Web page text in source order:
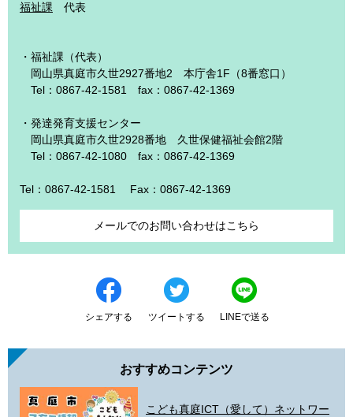
福祉課 代表
・福祉課（代表）
岡山県真庭市久世2927番地2 本庁舎1F（8番窓口）
Tel：0867-42-1581 fax：0867-42-1369
・発達発育支援センター
岡山県真庭市久世2928番地 久世保健福祉会館2階
Tel：0867-42-1080 fax：0867-42-1369
Tel：0867-42-1581 Fax：0867-42-1369
メールでのお問い合わせはこちら
シェアする ツイートする LINEで送る
おすすめコンテンツ
こども真庭ICT（愛して）ネットワー